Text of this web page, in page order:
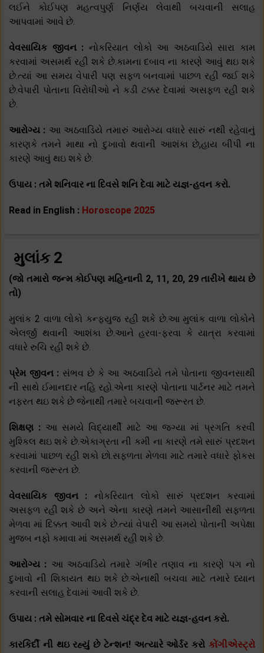
લઈને કોઈપણ મહત્વપુર્ણ નિર્ણય લેવાથી બચવાની સલાહ
આપવામાં આવે છે.
વેવસાયિક જીવન : નોકરિયાત લોકો આ અઠવાડિયે સારા કામ
કરવામાં અસમર્થ રહી શકે છે.કામના દબાવ ના કારણે આવું થઇ શકે
છે.ત્યાં આ સમય વેપારી પણ સફળ બનવામાં પાછળ રહી જઈ શકે
છે.વેપારી પોતાના વિરોધીઓ ને કડી ટક્કર દેવામાં અસફળ રહી શકે
છે.
આરોગ્ય : આ અઠવાડિયે તમારું આરોગ્ય વધારે સારું નથી રહેવાનું
કારણકે તમને માથા નો દુખાવો થવાની આશંકા છે,હાય બીપી ના
કારણે આવું થઇ શકે છે.
ઉપાય : તમે શનિવાર ના દિવસે શનિ દેવા માટે યજ્ઞ-હવન કરો.
Read in English : Horoscope 2025
મુલાંક 2
(જો તમારો જન્મ કોઈપણ મહિનાની 2, 11, 20, 29 તારીખે થાય છે
તો)
મુલાંક 2 વાળા લોકો કન્ફ્યુજ રહી શકે છે.આ મુલાંક વાળા લોકોને
એલર્જી થવાની આશંકા છે.આને હરવા-ફરવા કે યાત્રા કરવામાં
વધારે રુચિ રહી શકે છે.
પ્રેમ જીવન : સંભવ છે કે આ અઠવાડિયે તમે પોતાના જીવનસાથી
ની સાથે ઈમાનદાર નહિ રહો.એના કારણે પોતાના પાર્ટનર માટે તમને
નફરત થઇ શકે છે જેનાથી તમારે બચવાની જરૂરત છે.
શિક્ષણ : આ સમયે વિદ્યાર્થી માટે આ જગ્યા માં પ્રગતિ કરવી
મુશ્કિલ થઇ શકે છે.એકાગ્રતા ની કમી ના કારણે તમે સારું પ્રદશન
કરવામાં પાછળ રહી શકો છો.સફળતા મેળવા માટે તમારે વધારે ફોકસ
કરવાની જરૂરત છે.
વેવસાયિક જીવન :નોકરિયાત લોકો સારું પ્રદશન કરવામાં
અસફળ રહી શકે છે અને એના કારણે તમને આસાનીથી સફળતા
મેળવા માં દિક્કત આવી શકે છે.ત્યાં વેપારી આ સમયે પોતાની અપેક્ષા
મુજબ નફો કમાવા માં અસમર્થ રહી શકે છે.
આરોગ્ય : આ અઠવાડિયે તમારે ગંભીર તણાવ ના કારણે પગ નો
દુખાવો ની શિકાયત થઇ શકે છે.એનાથી બચવા માટે તમારે ધ્યાન
કરવાની સલાહ દેવામાં આવી શકે છે.
ઉપાય : તમે સોમવાર ના દિવસે ચંદ્ર દેવ માટે યજ્ઞ-હવન કરો.
કારકિર્દી ની થઇ રહ્યું છે ટેન્શન! અત્યારે ઓર્ડર કરો કોંગીએસ્ટ્રો